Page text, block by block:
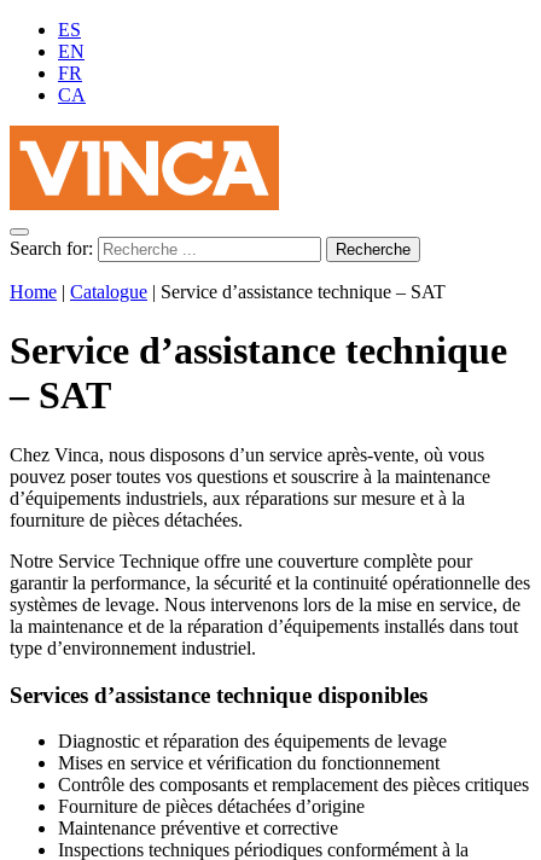
ES
EN
FR
CA
Search for:
Home | Catalogue | Service d’assistance technique – SAT
Service d’assistance technique
– SAT
Chez Vinca, nous disposons d’un service après-vente, où vous
pouvez poser toutes vos questions et souscrire à la maintenance
d’équipements industriels, aux réparations sur mesure et à la
fourniture de pièces détachées.
Notre Service Technique offre une couverture complète pour
garantir la performance, la sécurité et la continuité opérationnelle des
systèmes de levage. Nous intervenons lors de la mise en service, de
la maintenance et de la réparation d’équipements installés dans tout
type d’environnement industriel.
Services d’assistance technique disponibles
Diagnostic et réparation des équipements de levage
Mises en service et vérification du fonctionnement
Contrôle des composants et remplacement des pièces critiques
Fourniture de pièces détachées d’origine
Maintenance préventive et corrective
Inspections techniques périodiques conformément à la